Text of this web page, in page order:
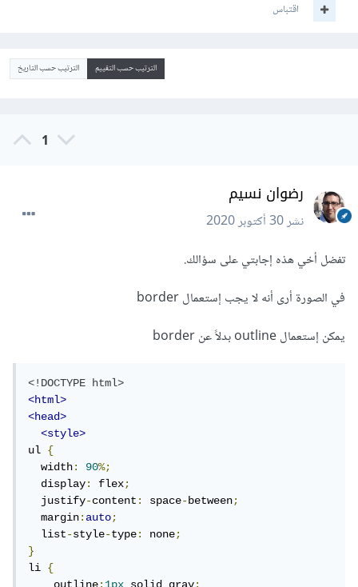
اقتباس
الترتيب حسب التقييم الترتيب حسب التاريخ
1
رضوان نسيم
نشر30 أكتوبر 2020
تفضل أخي هذه إجابتي على سؤالك.
في الصورة أرى أنه لا يجب إستعمال border
يمكن إستعمال outline بدلاً عن border
<!DOCTYPE html>
<html>
<head>
<style>
ul {
  width
: 90%;
  display
: flex;
  justify
-content: space-between;
  margin
:auto;
  list
-style-type: none;
}
li {